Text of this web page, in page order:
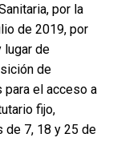
por la
de 2019, por
lugar de
de
el acceso a
fijo,
de 7, 18 y 25 de